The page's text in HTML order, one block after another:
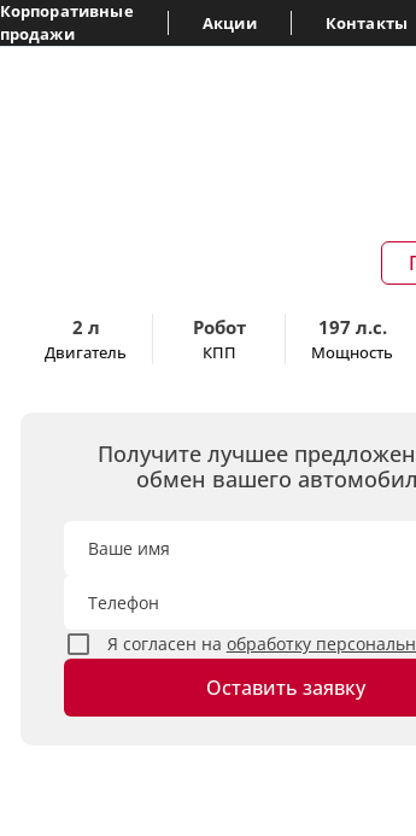
Корпоративные
продажи
Акции Контакты
2 л
Двигатель
Робот
КПП
197 л.с.
Мощность
Получите лучшее
обмен вашего
Ваше имя
Телефон
Я согласен на обработку
Оставить заявку